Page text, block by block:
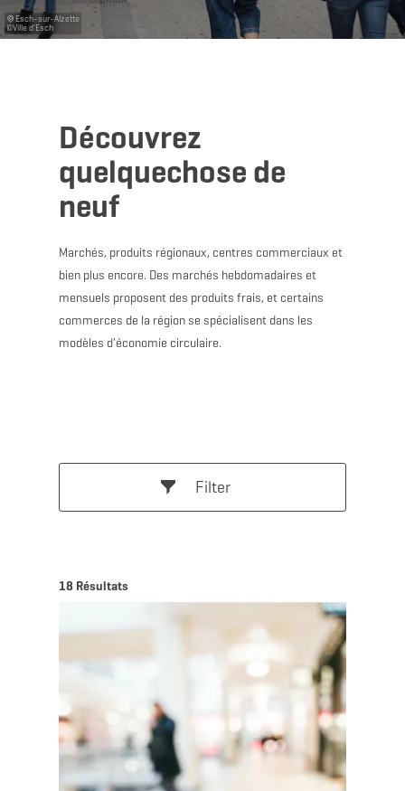
Esch-sur-Alzette
©Ville d'Esch
Découvrez
quelquechose de
neuf
Marchés, produits régionaux, centres commerciaux et
bien plus encore. Des marchés hebdomadaires et
mensuels proposent des produits frais, et certains
commerces de la région se spécialisent dans les
modèles d'économie circulaire.
Filter
18 Résultats